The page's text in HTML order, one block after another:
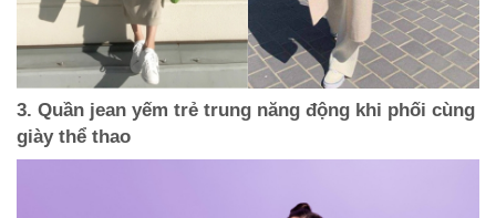
3. Quần jean yếm trẻ trung năng động khi phối cùng
giày thể thao